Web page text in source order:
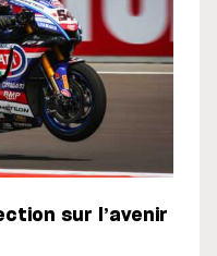
sur l’avenir